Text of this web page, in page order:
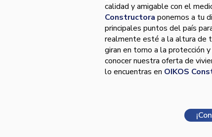
calidad y amigable con el
Constructora ponemos a tu
principales puntos del país
realmente esté a la altura de
giran en torno a la protección
conocer nuestra oferta de
lo encuentras en OIKOS